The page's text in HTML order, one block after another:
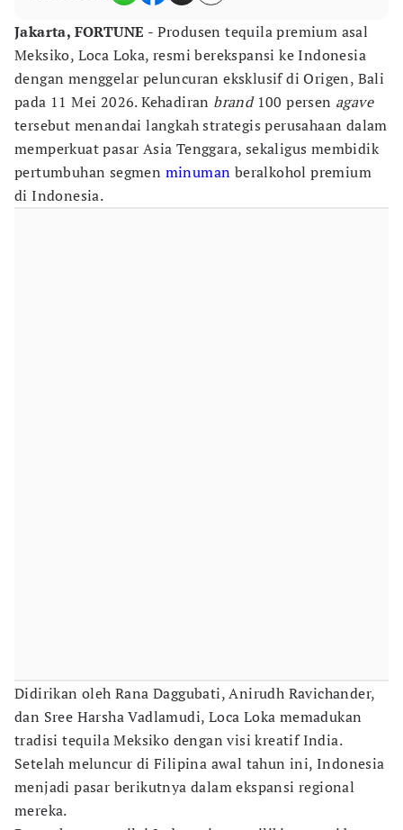
Jakarta, FORTUNE - Produsen tequila premium asal
Meksiko, Loca Loka, resmi berekspansi ke Indonesia
dengan menggelar peluncuran eksklusif di Origen, Bali
pada 11 Mei 2026. Kehadiran brand100 persen agave
tersebut menandai langkah strategis perusahaan dalam
memperkuat pasar Asia Tenggara, sekaligus membidik
pertumbuhan segmen minuman beralkohol premium
di Indonesia.
Didirikan oleh Rana Daggubati, Anirudh Ravichander,
dan Sree Harsha Vadlamudi, Loca Loka memadukan
tradisi tequila Meksiko dengan visi kreatif India.
Setelah meluncur di Filipina awal tahun ini, Indonesia
menjadi pasar berikutnya dalam ekspansi regional
mereka.